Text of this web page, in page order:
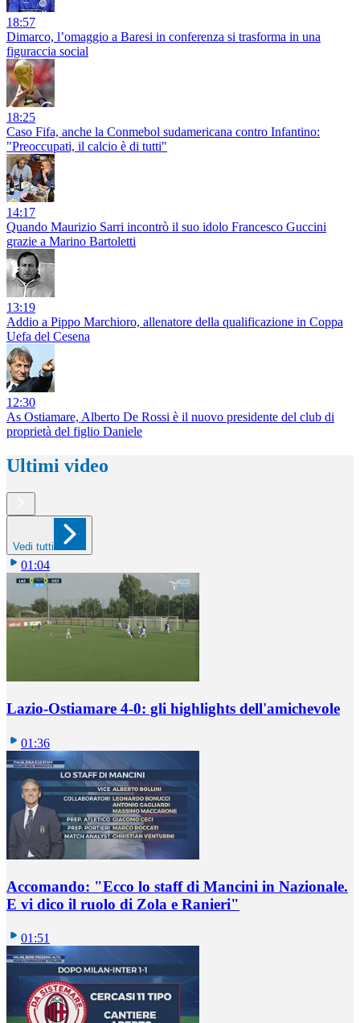
18:57
Dimarco, l’omaggio a Baresi in conferenza si trasforma in una
figuraccia social
18:25
Caso Fifa, anche la Conmebol sudamericana contro Infantino:
"Preoccupati, il calcio è di tutti"
14:17
Quando Maurizio Sarri incontrò il suo idolo Francesco Guccini
grazie a Marino Bartoletti
13:19
Addio a Pippo Marchioro, allenatore della qualificazione in Coppa
Uefa del Cesena
12:30
As Ostiamare, Alberto De Rossi è il nuovo presidente del club di
proprietà del figlio Daniele
Ultimi video
Vedi tutti
01:04
Lazio-Ostiamare 4-0: gli highlights dell'amichevole
01:36
Accomando: "Ecco lo staff di Mancini in Nazionale.
E vi dico il ruolo di Zola e Ranieri"
01:51